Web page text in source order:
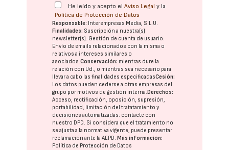
He leído y acepto elAviso Legal y la
Política de Protección de Datos
Responsable: Interempresas Media, S.L.U.
Finalidades: Suscripción a nuestra(s)
newsletter(s). Gestión de cuenta de usuario.
Envío de emails relacionados con la misma o
relativos a intereses similares o
asociados.Conservación: mientras dure la
relación con Ud., o mientras sea necesario para
llevar a cabo las finalidades especificadasCesión:
Los datos pueden cederse a otras empresas del
grupo por motivos de gestión interna. Derechos:
Acceso, rectificación, oposición, supresión,
portabilidad, limitación del tratatamiento y
decisiones automatizadas: contacte con
nuestro DPD. Si considera que el tratamiento no
se ajusta a la normativa vigente, puede presentar
reclamación ante laAEPD. Más información:
Política de Protección de Datos